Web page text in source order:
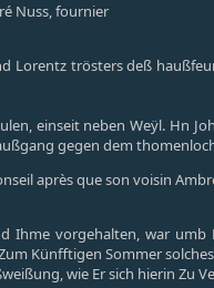
Nuss, fournier
Lorentz trösters deß
einseit neben Weÿl. Hn
gegen dem
après que son voisin
Ihme vorgehalten, war
Künfftigen Sommer
wie Er sich hierin Zu